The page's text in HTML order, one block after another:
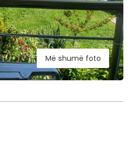
Më shumë foto